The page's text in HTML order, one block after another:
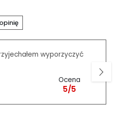
wyporzyczyć
Ocena
5/5